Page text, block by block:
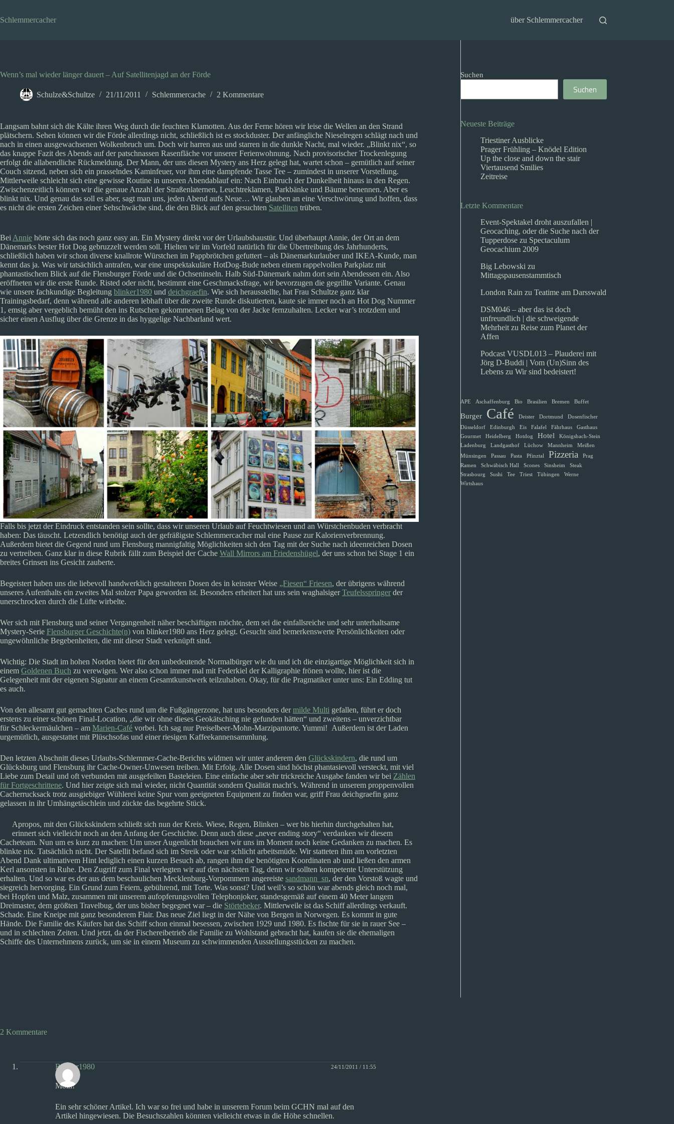
springen
Schlemmercacher über Schlemmercacher
Wenn’s mal wieder länger dauert – Auf Satellitenjagd an der Förde
Schulze&Schultze 21/11/2011 Schlemmercache 2 Kommentare
Langsam bahnt sich die Kälte ihren Weg durch die feuchten Klamotten. Aus der Ferne hören wir leise die Wellen an den Strand
plätschern. Sehen können wir die Förde allerdings nicht, schließlich ist es stockduster. Der anfängliche Nieselregen schlägt nach und
nach in einen ausgewachsenen Wolkenbruch um. Doch wir harren aus und starren in die dunkle Nacht, mal wieder. „Blinkt nix“, so
das knappe Fazit des Abends auf der patschnassen Rasenfläche vor unserer Ferienwohnung. Nach provisorischer Trockenlegung
erfolgt die allabendliche Rückmeldung. Der Mann, der uns diesen Mystery ans Herz gelegt hat, wartet schon – gemütlich auf seiner
Couch sitzend, neben sich ein prasselndes Kaminfeuer, vor ihm eine dampfende Tasse Tee – zumindest in unserer Vorstellung.
Mittlerweile schleicht sich eine gewisse Routine in unseren Abendablauf ein: Nach Einbruch der Dunkelheit hinaus in den Regen.
Zwischenzeitlich können wir die genaue Anzahl der Straßenlaternen, Leuchtreklamen, Parkbänke und Bäume benennen. Aber es
blinkt nix. Und genau das soll es aber, sagt man uns, jeden Abend aufs Neue… Wir glauben an eine Verschwörung und hoffen, dass
es nicht die ersten Zeichen einer Sehschwäche sind, die den Blick auf den gesuchten Satelliten trüben.
Bei Annie hörte sich das noch ganz easy an. Ein Mystery direkt vor der Urlaubshaustür. Und überhaupt Annie, der Ort an dem
Dänemarks bester Hot Dog gebruzzelt werden soll. Hielten wir im Vorfeld natürlich für die Übertreibung des Jahrhunderts,
schließlich haben wir schon diverse knallrote Würstchen im Pappbrötchen gefuttert – als Dänemarkurlauber und IKEA-Kunde, man
kennt das ja. Was wir tatsächlich antrafen, war eine unspektakuläre HotDog-Bude neben einem rappelvollen Parkplatz mit
phantastischem Blick auf die Flensburger Förde und die Ochseninseln. Halb Süd-Dänemark nahm dort sein Abendessen ein. Also
eröffneten wir die erste Runde. Risted oder nicht, bestimmt eine Geschmacksfrage, wir bevorzugen die gegrillte Variante. Genau
wie unsere fachkundige Begleitung blinker1980 und deichgraefin. Wie sich herausstellte, hat Frau Schultze ganz klar
Trainingsbedarf, denn während alle anderen lebhaft über die zweite Runde diskutierten, kaute sie immer noch an Hot Dog Nummer
1, emsig aber vergeblich bemüht den ins Rutschen gekommenen Belag von der Jacke fernzuhalten. Lecker war’s trotzdem und
sicher einen Ausflug über die Grenze in das hyggelige Nachbarland wert.
Falls bis jetzt der Eindruck entstanden sein sollte, dass wir unseren Urlaub auf Feuchtwiesen und an Würstchenbuden verbracht
haben: Das täuscht. Letzendlich benötigt auch der gefräßigste Schlemmercacher mal eine Pause zur Kalorienverbrennung.
Außerdem bietet die Gegend rund um Flensburg mannigfaltig Möglichkeiten sich den Tag mit der Suche nach ideenreichen Dosen
zu vertreiben. Ganz klar in diese Rubrik fällt zum Beispiel der Cache Wall Mirrors am Friedenshügel, der uns schon bei Stage 1 ein
breites Grinsen ins Gesicht zauberte.
Begeistert haben uns die liebevoll handwerklich gestalteten Dosen des in keinster Weise „Fiesen“ Friesen, der übrigens während
unseres Aufenthalts ein zweites Mal stolzer Papa geworden ist. Besonders erheitert hat uns sein waghalsigerTeufelsspringer der
unerschrocken durch die Lüfte wirbelte.
Wer sich mit Flensburg und seiner Vergangenheit näher beschäftigen möchte, dem sei die einfallsreiche und sehr unterhaltsame
Mystery-Serie Flensburger Geschichte(n) von blinker1980 ans Herz gelegt. Gesucht sind bemerkenswerte Persönlichkeiten oder
ungewöhnliche Begebenheiten, die mit dieser Stadt verknüpft sind.
Wichtig: Die Stadt im hohen Norden bietet für den unbedeutende Normalbürger wie du und ich die einzigartige Möglichkeit sich in
einem Goldenen Buch zu verewigen. Wer also schon immer mal mit Federkiel der Kalligraphie frönen wollte, hier ist die
Gelegenheit mit der eigenen Signatur an einem Gesamtkunstwerk teilzuhaben. Okay, für die Pragmatiker unter uns: Ein Edding tut
es auch.
Von den allesamt gut gemachten Caches rund um die Fußgängerzone, hat uns besonders dermilde Multi gefallen, führt er doch
erstens zu einer schönen Final-Location, „die wir ohne dieses Geokätsching nie gefunden hätten“ und zweitens – unverzichtbar
für Schleckermäulchen – am Marien-Café vorbei. Ich sag nur Preiselbeer-Mohn-Marzipantorte. Yummi! Außerdem ist der Laden
urgemütlich, ausgestattet mit Plüschsofas und einer riesigen Kaffeekannensammlung.
Den letzten Abschnitt dieses Urlaubs-Schlemmer-Cache-Berichts widmen wir unter anderem den Glückskindern, die rund um
Glücksburg und Flensburg ihr Cache-Owner-Unwesen treiben. Mit Erfolg. Alle Dosen sind höchst phantasievoll versteckt, mit viel
Liebe zum Detail und oft verbunden mit ausgefeilten Basteleien. Eine einfache aber sehr trickreiche Ausgabe fanden wir bei Zählen
für Fortgeschrittene. Und hier zeigte sich mal wieder, nicht Quantität sondern Qualität macht’s. Während in unserem proppenvollen
Cacherrucksack trotz ausgiebiger Wühlerei keine Spur vom geeigneten Equipment zu finden war, griff Frau deichgraefin ganz
gelassen in ihr Umhängetäschlein und zückte das begehrte Stück.
Apropos, mit den Glückskindern schließt sich nun der Kreis. Wiese, Regen, Blinken – wer bis hierhin durchgehalten hat,
erinnert sich vielleicht noch an den Anfang der Geschichte. Denn auch diese „never ending story“ verdanken wir diesem
Cacheteam. Nun um es kurz zu machen: Um unser Augenlicht brauchen wir uns im Moment noch keine Gedanken zu machen. Es
blinkte nix. Tatsächlich nicht. Der Satellit befand sich im Streik oder war schlicht arbeitsmüde. Wir statteten ihm am vorletzten
Abend Dank ultimativem Hint lediglich einen kurzen Besuch ab, rangen ihm die benötigten Koordinaten ab und ließen den armen
Kerl ansonsten in Ruhe. Den Zugriff zum Final verlegten wir auf den nächsten Tag, denn wir sollten kompetente Unterstützung
erhalten. Und so war es der aus dem beschaulichen Mecklenburg-Vorpommern angereiste sandmann_sn, der den Vorstoß wagte und
siegreich hervorging. Ein Grund zum Feiern, gebührend, mit Torte. Was sonst? Und weil’s so schön war abends gleich noch mal,
bei Hopfen und Malz, zusammen mit unserem aufopferungsvollen Telephonjoker, standesgemäß auf einem 40 Meter langem
Dreimaster, dem größten Travelbug, der uns bisher begegnet war – die Störtebeker. Mittlerweile ist das Schiff allerdings verkauft.
Schade. Eine Kneipe mit ganz besonderem Flair. Das neue Ziel liegt in der Nähe von Bergen in Norwegen. Es kommt in gute
Hände. Die Familie des Käufers hat das Schiff schon einmal besessen, zwischen 1929 und 1980. Es fischte für sie in rauer See –
und in schlechten Zeiten. Und jetzt, da der Fischereibetrieb die Familie zu Wohlstand gebracht hat, kaufen sie die ehemaligen
Schiffe des Unternehmens zurück, um sie in einem Museum zu schwimmenden Ausstellungsstücken zu machen.
Suchen
Suchen
Neueste Beiträge
Triestiner Ausblicke
Prager Frühling – Knödel Edition
Up the close and down the stair
Viertausend Smilies
Zeitreise
Letzte Kommentare
Event-Spektakel droht auszufallen |
Geocaching, oder die Suche nach der
Tupperdose zu Spectaculum
Geocachium 2009
Big Lebowski zu
Mittagspausenstammtisch
London Rain zuTeatime am Darsswald
DSM046 – aber das ist doch
unfreundlich | die schweigende
Mehrheit zuReise zum Planet der
Affen
Podcast VUSDL013 – Plauderei mit
Jörg D-Buddi | Vom (Un)Sinn des
Lebens zuWir sind bedeistert!
APE Aschaffenburg Bio Brasilien Bremen Buffet
Burger Café Deister Dortmund
Dosenfischer
Düsseldorf
Edinburgh Eis Falafel Fährhaus
Gasthaus
Gourmet
Heidelberg Hotdog Hotel
Königsbach-Stein
Ladenburg
Landgasthof Lüchow Mannheim
Meißen
Münsingen
Passau Pasta Pfinztal Pizzeria
Prag
Ramen
Schwäbisch Hall Scones Sinsheim
Steak
Strasbourg
Sushi Tee Triest Tübingen
Werne
Wirtshaus
2 Kommentare
Blinker1980 24/11/2011 / 11:55
Moin!
Ein sehr schöner Artikel. Ich war so frei und habe in unserem Forum beim GCHN mal auf den
Artikel hingewiesen. Die Besuchszahlen könnten vielleicht etwas in die Höhe schnellen.